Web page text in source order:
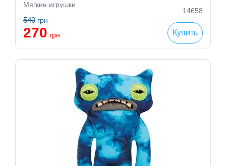
Мягкие игрушки
14658
540грн
270 грн Купить